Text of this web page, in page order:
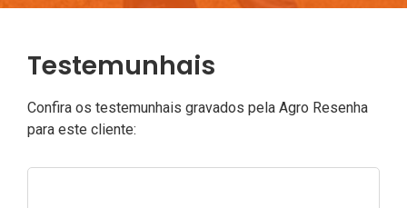
Testemunhais
Confira os testemunhais gravados pela Agro Resenha
para este cliente: